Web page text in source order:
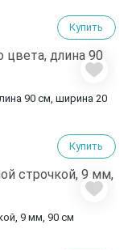
Купить
90 см, ширина 20
Купить
9 мм, 90 см